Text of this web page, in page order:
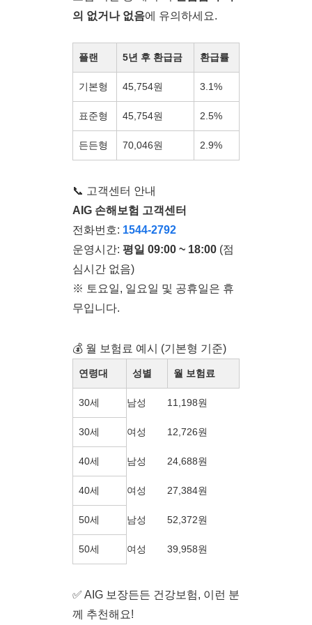
의 없거나 없음에 유의하세요.
플랜 5년 후 환급금 환급률
기본형 45,754원 3.1%
표준형 45,754원 2.5%
든든형 70,046원 2.9%
📞 고객센터 안내
AIG 손해보험 고객센터
전화번호: 1544-2792
운영시간: 평일 09:00 ~ 18:00 (점
심시간 없음)
※ 토요일, 일요일 및 공휴일은 휴
무입니다.
💰 월 보험료 예시 (기본형 기준)
연령대 성별 월 보험료
30세 남성 11,198원
30세 여성 12,726원
40세 남성 24,688원
40세 여성 27,384원
50세 남성 52,372원
50세 여성 39,958원
✅ AIG 보장든든 건강보험, 이런 분
께 추천해요!